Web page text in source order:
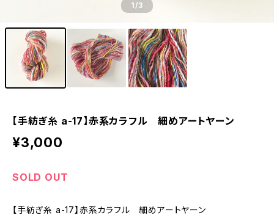
1/3
【手紡ぎ糸 a-17】赤系カラフル 細めアートヤーン
¥3,000
SOLD OUT
【手紡ぎ糸 a-17】赤系カラフル 細めアートヤーン